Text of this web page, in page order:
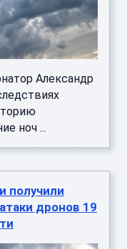
Александр
ноч ...
получили
дронов 19